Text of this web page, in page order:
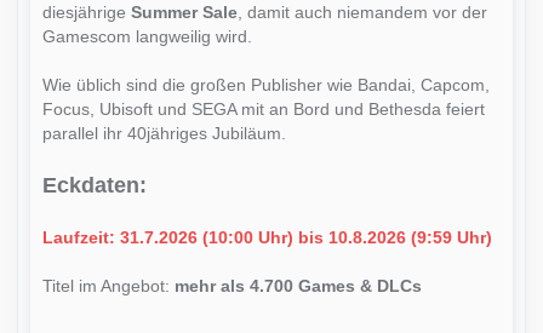
diesjährigeSummer Sale , damit auch niemandem vor der
Gamescom langweilig wird.
Wie üblich sind die großen Publisher wie Bandai, Capcom,
Focus, Ubisoft und SEGA mit an Bord und Bethesda feiert
parallel ihr 40jähriges Jubiläum.
Eckdaten:
Laufzeit: 31.7.2026 (10:00 Uhr) bis 10.8.2026 (9:59 Uhr)
Titel im Angebot: mehr als 4.700 Games & DLCs